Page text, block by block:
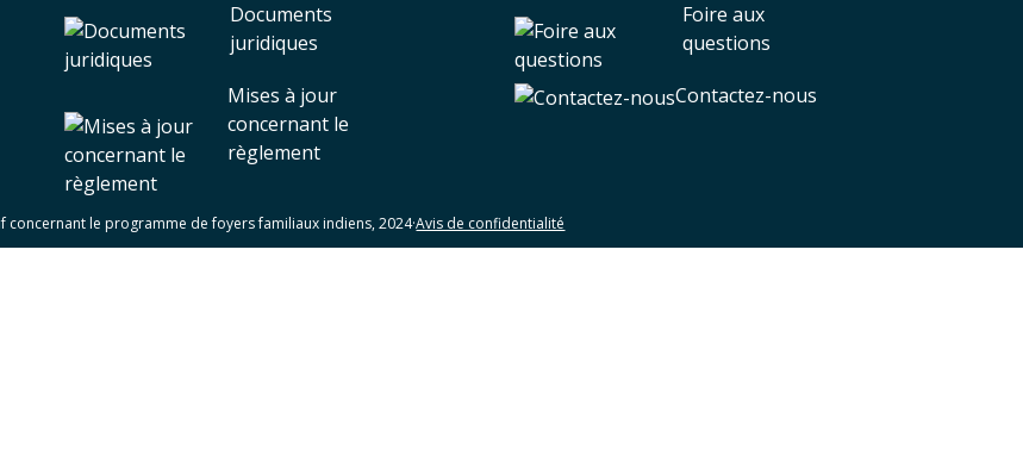
Documents
juridiques
Foire aux
questions
Mises à jour
concernant le
règlement
Contactez-nous
concernant le programme de foyers familiaux indiens, 2024·Avis de confidentialité